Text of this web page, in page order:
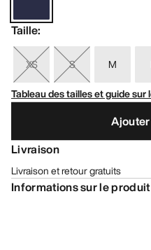
Taille:
XS S M
Tableau des tailles et guide sur
Livraison
Livraison et retour gratuits
Informations sur le produit